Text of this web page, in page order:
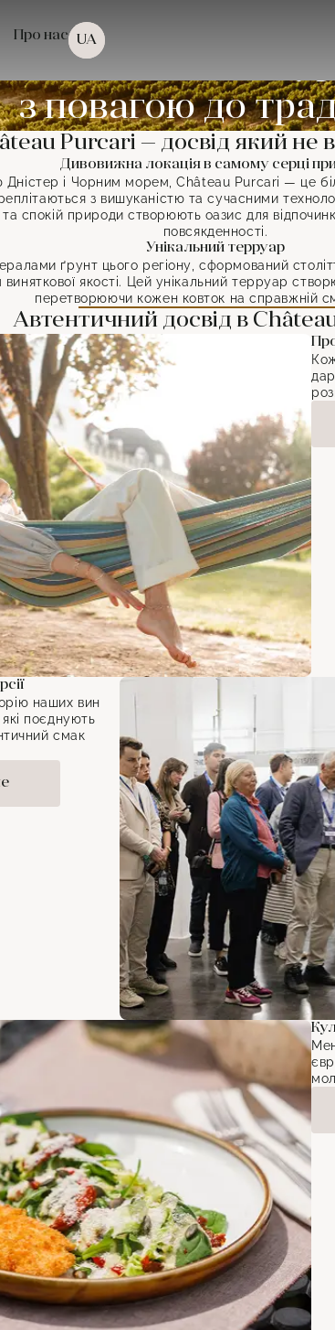
Про нас UA
Автентичний
з повагою до
Purcari — досвід який не
Дивовижна локація в самому серці
Дністер і Чорним морем, Château Purcari — це
з вишуканістю та сучасними
та спокій природи створюють оазис для
повсякденності.
Унікальний терруар
ґрунт цього регіону, сформований
якості. Цей унікальний терруар
перетворюючи кожен ковток на справжній
Автентичний досвід в
наших вин
які поєднують
смак